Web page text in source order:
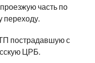
часть по
пострадавшую с
ЦРБ.